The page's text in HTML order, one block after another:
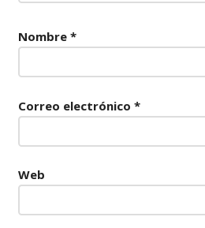
Nombre *
Correo electrónico *
Web